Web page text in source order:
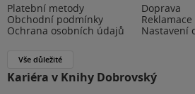
Platební metody
Doprava
Obchodní podmínky
Ochrana osobních údajů
Nastavení
Vše důležité
Kariéra v Knihy Dobrovský